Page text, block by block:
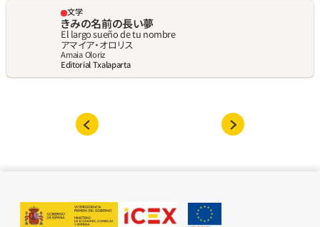
文学
きみの名前の長い夢
El largo sueño de tu nombre
アマイア‧オロリス
Amaia Oloriz
Editorial Txalaparta